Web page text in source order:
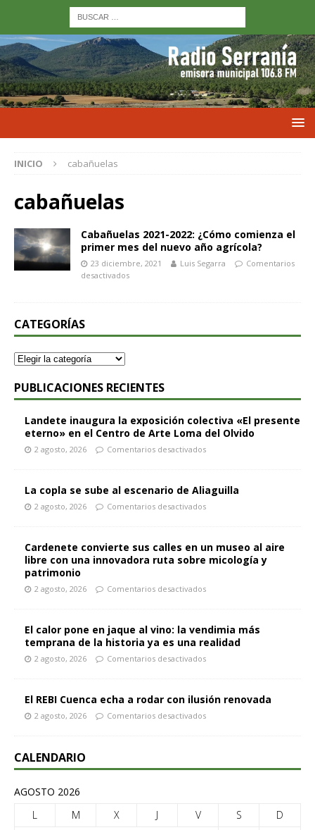
INICIO cabañuelas
cabañuelas
Cabañuelas 2021-2022: ¿Cómo comienza el
primer mes del nuevo año agrícola?
23 diciembre, 2021 Luis Segarra
Comentarios
desactivados
CATEGORÍAS
PUBLICACIONES RECIENTES
Landete inaugura la exposición colectiva «El presente
eterno» en el Centro de Arte Loma del Olvido
2 agosto, 2026 Comentarios desactivados
La copla se sube al escenario de Aliaguilla
2 agosto, 2026 Comentarios desactivados
Cardenete convierte sus calles en un museo al aire
libre con una innovadora ruta sobre micología y
patrimonio
2 agosto, 2026 Comentarios desactivados
El calor pone en jaque al vino: la vendimia más
temprana de la historia ya es una realidad
2 agosto, 2026 Comentarios desactivados
El REBI Cuenca echa a rodar con ilusión renovada
2 agosto, 2026 Comentarios desactivados
CALENDARIO
AGOSTO 2026
L
M X J V S
D